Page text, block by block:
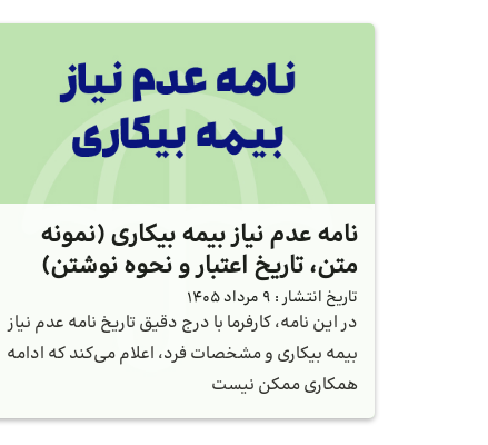
نامه عدم نیاز بیمه بیکاری (نمونه
متن، تاریخ اعتبار و نحوه نوشتن)
تاریخ انتشار : 9 مرداد 1405
در این نامه، کارفرما با درج دقیق تاریخ نامه عدم نیاز
بیمه بیکاری و مشخصات فرد، اعلام می‌کند که ادامه
همکاری ممکن نیست